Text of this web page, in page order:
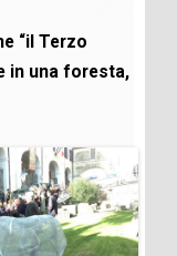
“il Terzo
in una foresta,